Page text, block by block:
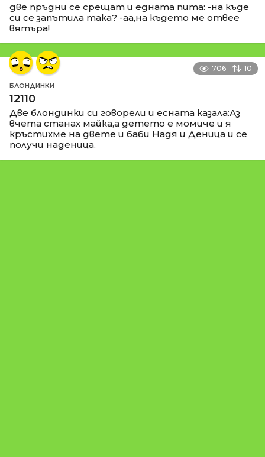
две пръдни се срещат и едната пита: -на къде
си се запътила така? -аа,на където ме отвее
вятъра!
706 10
БЛОНДИНКИ
12110
Две блондинки си говорели и есната казала:Аз
вчета станах майка,а детето е момиче и я
кръстихме на двете и баби Надя и Деница и се
получи наденица.